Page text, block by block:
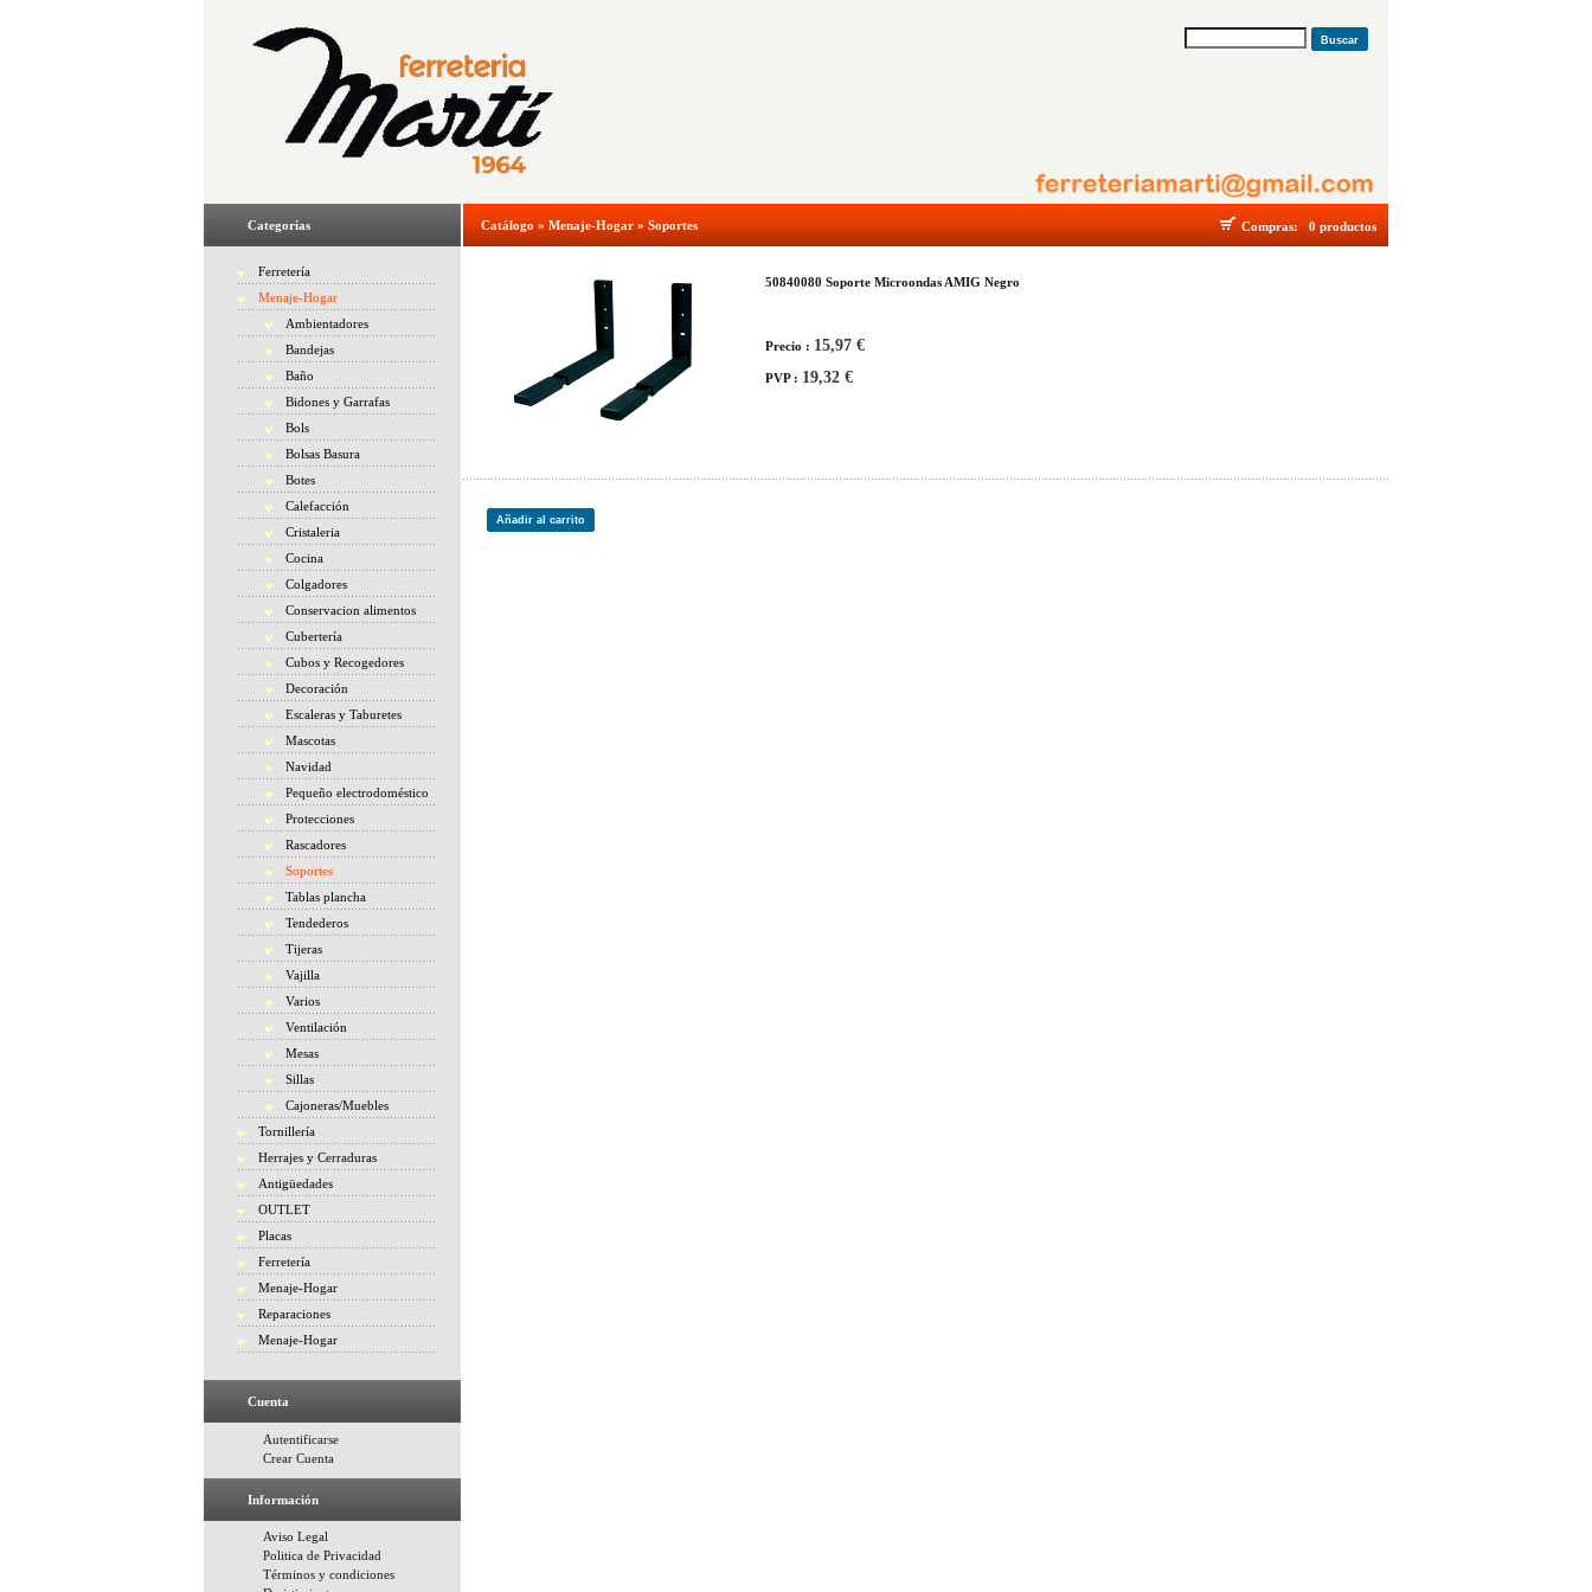
Buscar
Categorías
Ferretería
Menaje-Hogar
Ambientadores
Bandejas
Baño
Bidones y Garrafas
Bols
Bolsas Basura
Botes
Calefacción
Cristaleria
Cocina
Colgadores
Conservacion alimentos
Cubertería
Cubos y Recogedores
Decoración
Escaleras y Taburetes
Mascotas
Navidad
Pequeño electrodoméstico
Protecciones
Rascadores
Soportes
Tablas plancha
Tendederos
Tijeras
Vajilla
Varios
Ventilación
Mesas
Sillas
Cajoneras/Muebles
Tornillería
Herrajes y Cerraduras
Antigüedades
OUTLET
Placas
Ferretería
Menaje-Hogar
Reparaciones
Menaje-Hogar
Cuenta
Autentificarse
Crear Cuenta
Información
Aviso Legal
Politica de Privacidad
Términos y condiciones
Catálogo » Menaje-Hogar » Soportes Compras: 0 productos
50840080 Soporte Microondas AMIG Negro
Precio : 15,97 €
PVP : 19,32 €
Añadir al carrito